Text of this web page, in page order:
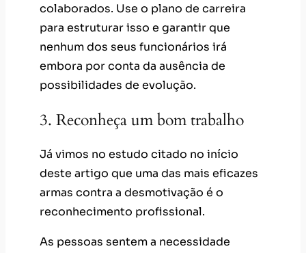
colaborados. Use o plano de carreira
para estruturar isso e garantir que
nenhum dos seus funcionários irá
embora por conta da ausência de
possibilidades de evolução.
3. Reconheça um bom trabalho
Já vimos no estudo citado no início
deste artigo que uma das mais eficazes
armas contra a desmotivação é o
reconhecimento profissional.
As pessoas sentem a necessidade